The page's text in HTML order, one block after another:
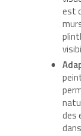
est
des